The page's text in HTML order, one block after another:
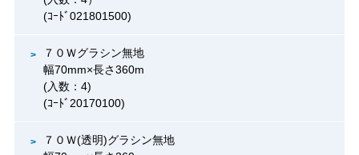
(ｺｰﾄﾞ021801500)
７０Ｗグラシン無地
幅70mm×長さ360m
(入数：4)
(ｺｰﾄﾞ20170100)
７０Ｗ(透明)グラシン無地